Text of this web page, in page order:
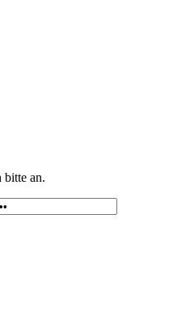
bitte an.